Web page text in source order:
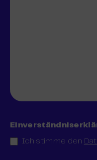
Ich stimme den